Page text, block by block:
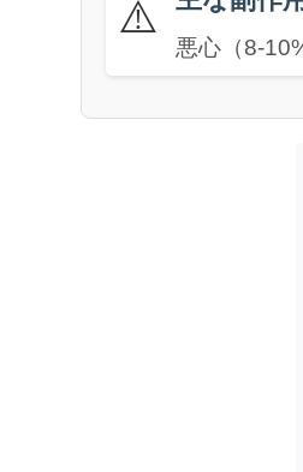
⚠️
悪心（8-